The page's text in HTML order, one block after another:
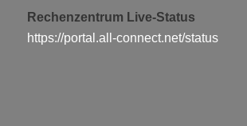
Rechenzentrum Live-Status
https://portal.all-connect.net/status